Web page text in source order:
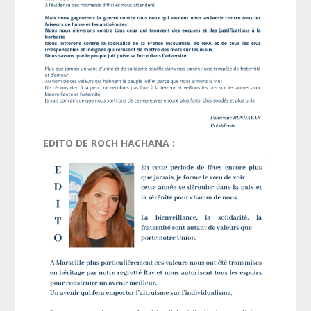
EDITO DE ROCH HACHANA :